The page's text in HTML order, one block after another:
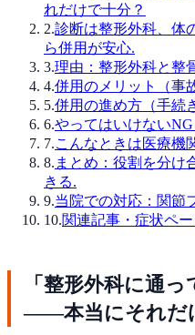
れだけで十分？
2.診断は整形外科、体
ら併用が安心.
3.理由：整形外科と整
4.併用のメリット（事
5.併用の進め方（手続
6.やってはいけない
7.こんなときは医療機
8. まとめ：役割を分け
きる.
9.当院での対応：関節
10.関連記事・症状ペー
「整形外科に通
——本当にそれだ